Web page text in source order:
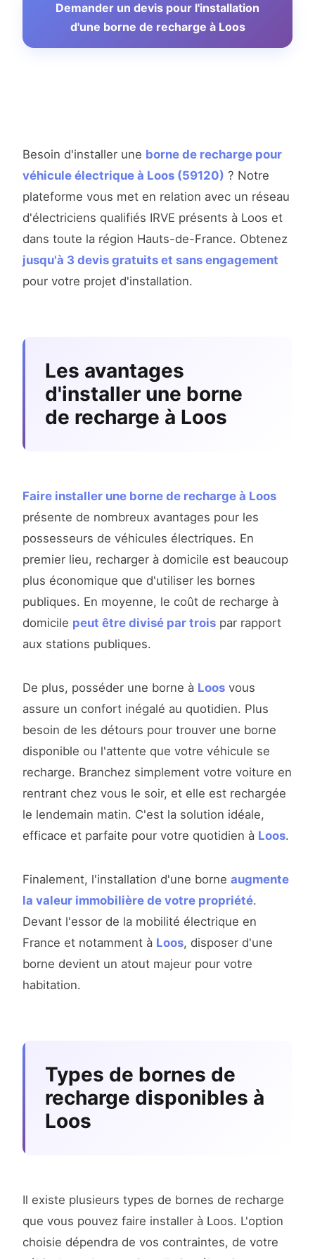
Demander un devis pour l'installation
d'une borne de recharge à Loos
Besoin d'installer une borne de recharge pour
véhicule électrique à Loos (59120) ? Notre
plateforme vous met en relation avec un réseau
d'électriciens qualifiés IRVE présents à Loos et
dans toute la région Hauts-de-France. Obtenez
jusqu'à 3 devis gratuits et sans engagement
pour votre projet d'installation.
Les avantages
d'installer une borne
de recharge à Loos
Faire installer une borne de recharge à Loos
présente de nombreux avantages pour les
possesseurs de véhicules électriques. En
premier lieu, recharger à domicile est beaucoup
plus économique que d'utiliser les bornes
publiques. En moyenne, le coût de recharge à
domicile peut être divisé par trois par rapport
aux stations publiques.
De plus, posséder une borne à Loos vous
assure un confort inégalé au quotidien. Plus
besoin de les détours pour trouver une borne
disponible ou l'attente que votre véhicule se
recharge. Branchez simplement votre voiture en
rentrant chez vous le soir, et elle est rechargée
le lendemain matin. C'est la solution idéale,
efficace et parfaite pour votre quotidien à Loos.
Finalement, l'installation d'une borne augmente
la valeur immobilière de votre propriété.
Devant l'essor de la mobilité électrique en
France et notamment à Loos, disposer d'une
borne devient un atout majeur pour votre
habitation.
Types de bornes de
recharge disponibles à
Loos
Il existe plusieurs types de bornes de recharge
que vous pouvez faire installer à Loos. L'option
choisie dépendra de vos contraintes, de votre